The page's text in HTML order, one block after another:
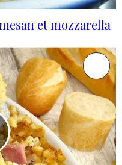
et mozzarella